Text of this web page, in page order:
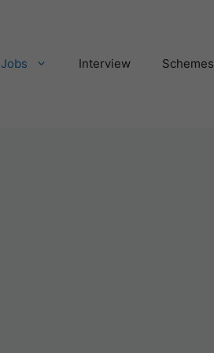
Jobs Interview Schemes